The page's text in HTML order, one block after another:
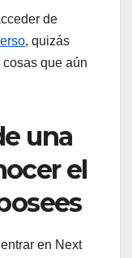
de
, quizás
que aún
una
el
en Next